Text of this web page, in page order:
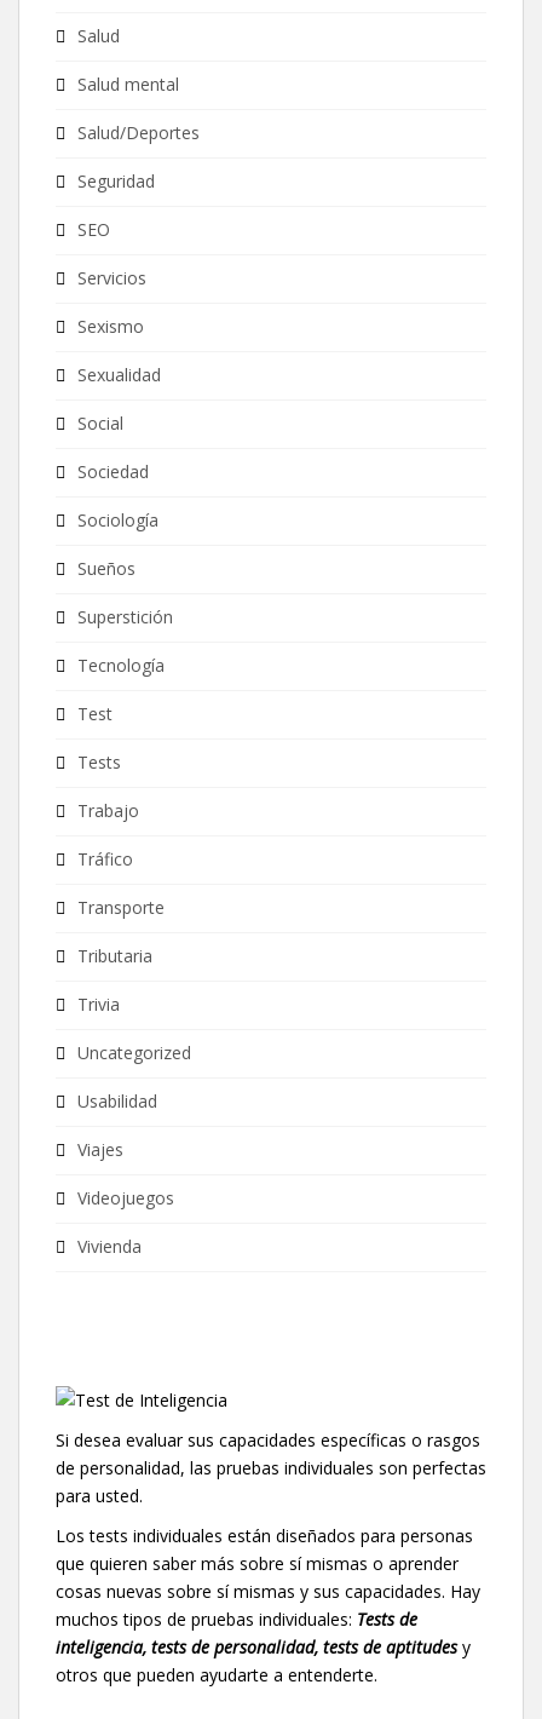
Salud
Salud mental
Salud/Deportes
Seguridad
SEO
Servicios
Sexismo
Sexualidad
Social
Sociedad
Sociología
Sueños
Superstición
Tecnología
Test
Tests
Trabajo
Tráfico
Transporte
Tributaria
Trivia
Uncategorized
Usabilidad
Viajes
Videojuegos
Vivienda
Si desea evaluar sus capacidades específicas o rasgos
de personalidad, las pruebas individuales son perfectas
para usted.
Los tests individuales están diseñados para personas
que quieren saber más sobre sí mismas o aprender
cosas nuevas sobre sí mismas y sus capacidades. Hay
muchos tipos de pruebas individuales: Tests de
inteligencia, tests de personalidad, tests de aptitudesy
otros que pueden ayudarte a entenderte.